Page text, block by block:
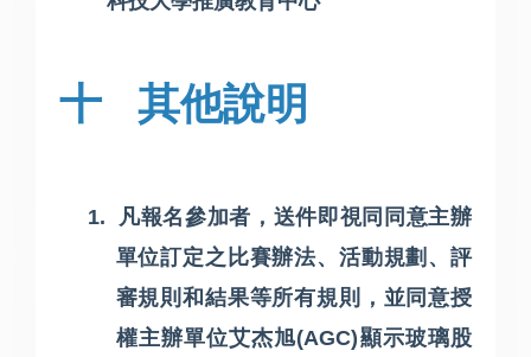
十 其他說明
1.
凡報名參加者，送件即視同同意主辦
單位訂定之比賽辦法、活動規劃、評
審規則和結果等所有規則，並同意授
權主辦單位艾杰旭(AGC)顯示玻璃股